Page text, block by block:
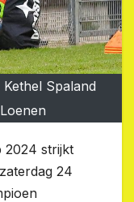
Spaland
2024 strijkt
24